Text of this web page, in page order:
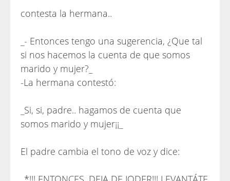
contesta la hermana..
_- Entonces tengo una sugerencia, ¿Que tal
si nos hacemos la cuenta de que somos
marido y mujer?_
-La hermana contestó:
_Si, si, padre.. hagamos de cuenta que
somos marido y mujer¡¡_
El padre cambia el tono de voz y dice: